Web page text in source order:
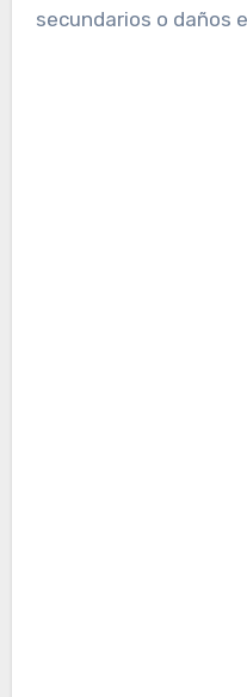
secundarios o daños